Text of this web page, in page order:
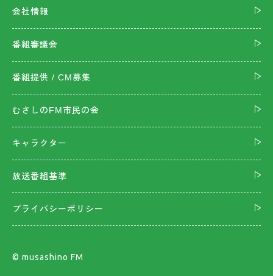
会社情報
番組審議会
番組提供 / CM募集
むさしのFM市民の会
キャラクター
放送番組基準
プライバシーポリシー
©︎ musashino FM